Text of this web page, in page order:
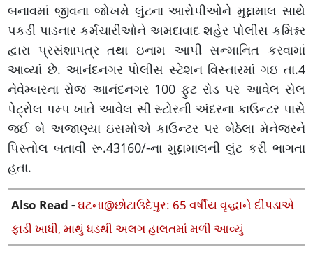
બનાવમાં જીવના જોખમે લુંટના આરોપીઓને મુદ્દામાલ સાથે
પકડી પાડનાર કર્મચારીઓને અમદાવાદ શહેર પોલીસ કમિશ્નર
દ્વારા પ્રસંશાપત્ર તથા ઇનામ આપી સન્માનિત કરવામાં
આવ્યાં છે. આનંદનગર પોલીસ સ્ટેશન વિસ્તારમાં ગઇ તા.4
નેવેમ્બરના રોજ આનંદનગર 100 ફુટ રોડ પર આવેલ સેલ
પેટ્રોલ પમ્પ ખાતે આવેલ સી સ્ટોરની અંદરના કાઉન્ટર પાસે
જઈ બે અજાણ્યા ઇસમોએ કાઉન્ટર પર બેઠેલા મેનેજરને
પિસ્તોલ બતાવી રૂ.43160/-ના મુદ્દામાલની લુંટ કરી ભાગતા
હતા.
Also Read -ઘટના@છોટાઉદેપુર: 65 વર્ષીય વૃદ્ધાને દીપડાએ
ફાડી ખાધી, માથું ધડથી અલગ હાલતમાં મળી આવ્યું